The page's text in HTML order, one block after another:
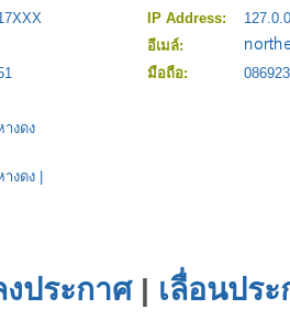
IP Address:
อีเมล์:
มือถือ:
างดง
างดง
งประกาศ| เลื่อนปร